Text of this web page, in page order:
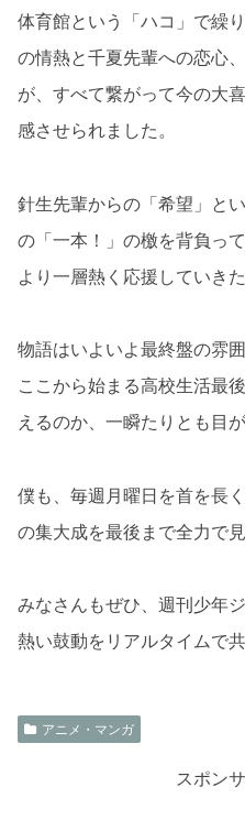
体育館という「ハコ」で繰
の情熱と千夏先輩への恋心
が、すべて繋がって今の大
感させられました。
針生先輩からの「希望」と
の「一本！」の檄を背負っ
より一層熱く応援していきた
物語はいよいよ最終盤の雰
ここから始まる高校生活最
えるのか、一瞬たりとも目
僕も、毎週月曜日を首を長
の集大成を最後まで全力で
みなさんもぜひ、週刊少年
熱い鼓動をリアルタイムで
アニメ・マンガ
スポン